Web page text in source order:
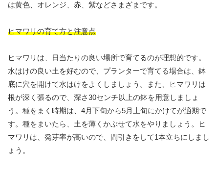
は黄色、オレンジ、赤、紫などさまざまです。
ヒマワリの育て方と注意点
ヒマワリは、日当たりの良い場所で育てるのが理想的です。
水はけの良い土を好むので、プランターで育てる場合は、鉢
底に穴を開けて水はけをよくしましょう。また、ヒマワリは
根が深く張るので、深さ30センチ以上の鉢を用意しましょ
う。種をまく時期は、4月下旬から5月上旬にかけてが適期で
す。種をまいたら、土を薄くかぶせて水をやりましょう。ヒ
マワリは、発芽率が高いので、間引きをして1本立ちにしまし
ょう。